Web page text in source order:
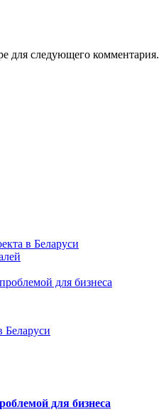
для следующего комментария.
в Беларуси
для бизнеса
Беларуси
для бизнеса